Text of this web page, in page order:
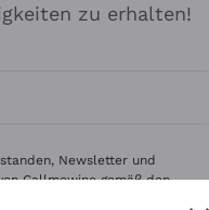
Gavi
zu erhalten!
zum Erhalt von
Newsletter und
Callmewine gemäß den -